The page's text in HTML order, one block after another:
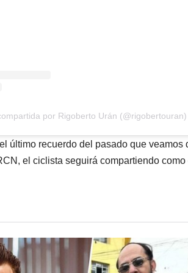
por Rigoberto Urán (@rigobertouran)
último recuerdo del pasado que
el ciclista seguirá compartiendo